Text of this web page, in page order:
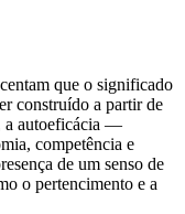
que o significado
construído a partir de
a autoeficácia —
competência e
de um senso de
o pertencimento e a